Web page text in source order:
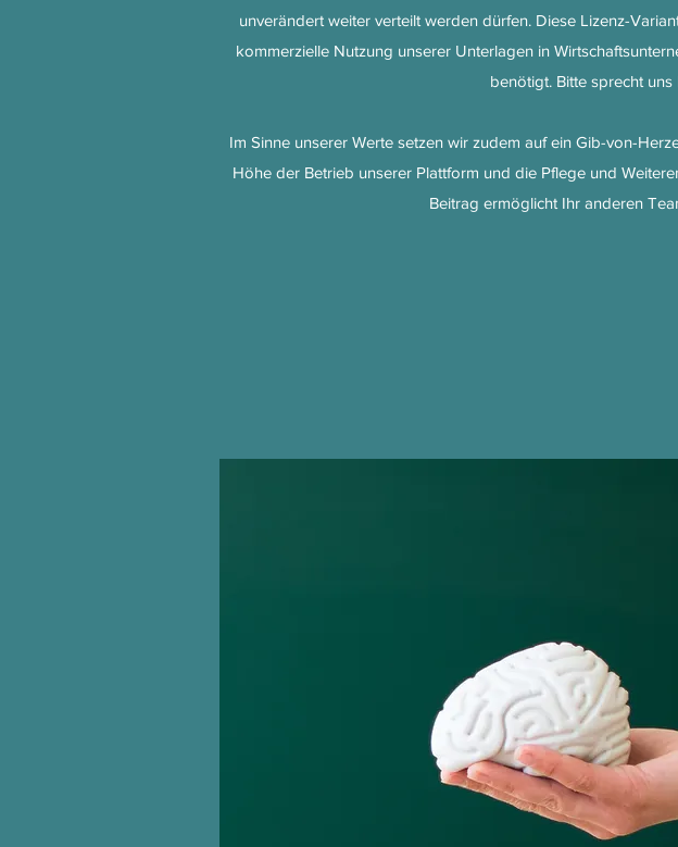
unverändert weiter verteilt werden dürfen. Diese Lizenz-
kommerzielle Nutzung unserer Unterlagen in
benötigt. Bitte sprecht
Im Sinne unserer Werte setzen wir zudem auf ein Gib-von-
Höhe der Betrieb unserer Plattform und die Pflege und
Beitrag ermöglicht Ihr anderen